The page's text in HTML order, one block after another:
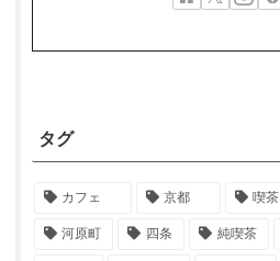
タグ
カフェ 京都 喫茶
河原町 四条 純喫茶